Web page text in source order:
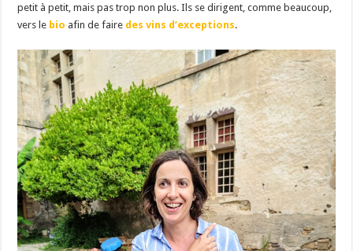
petit à petit, mais pas trop non plus. Ils se dirigent, comme beaucoup,
vers le bio afin de faire des vins d’exceptions.